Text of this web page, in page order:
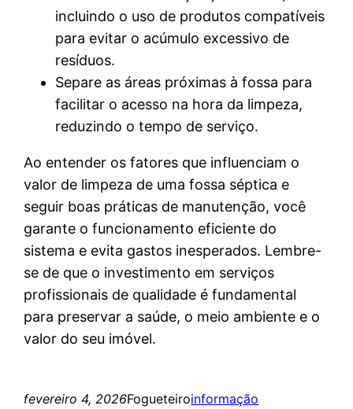
incluindo o uso de produtos compatíveis
para evitar o acúmulo excessivo de
resíduos.
Separe as áreas próximas à fossa para
facilitar o acesso na hora da limpeza,
reduzindo o tempo de serviço.
Ao entender os fatores que influenciam o
valor de limpeza de uma fossa séptica e
seguir boas práticas de manutenção, você
garante o funcionamento eficiente do
sistema e evita gastos inesperados. Lembre-
se de que o investimento em serviços
profissionais de qualidade é fundamental
para preservar a saúde, o meio ambiente e o
valor do seu imóvel.
fevereiro 4, 2026Fogueteiroinformação